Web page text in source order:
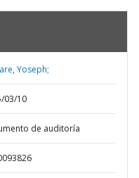
Yoseph;
03/10
de auditoría